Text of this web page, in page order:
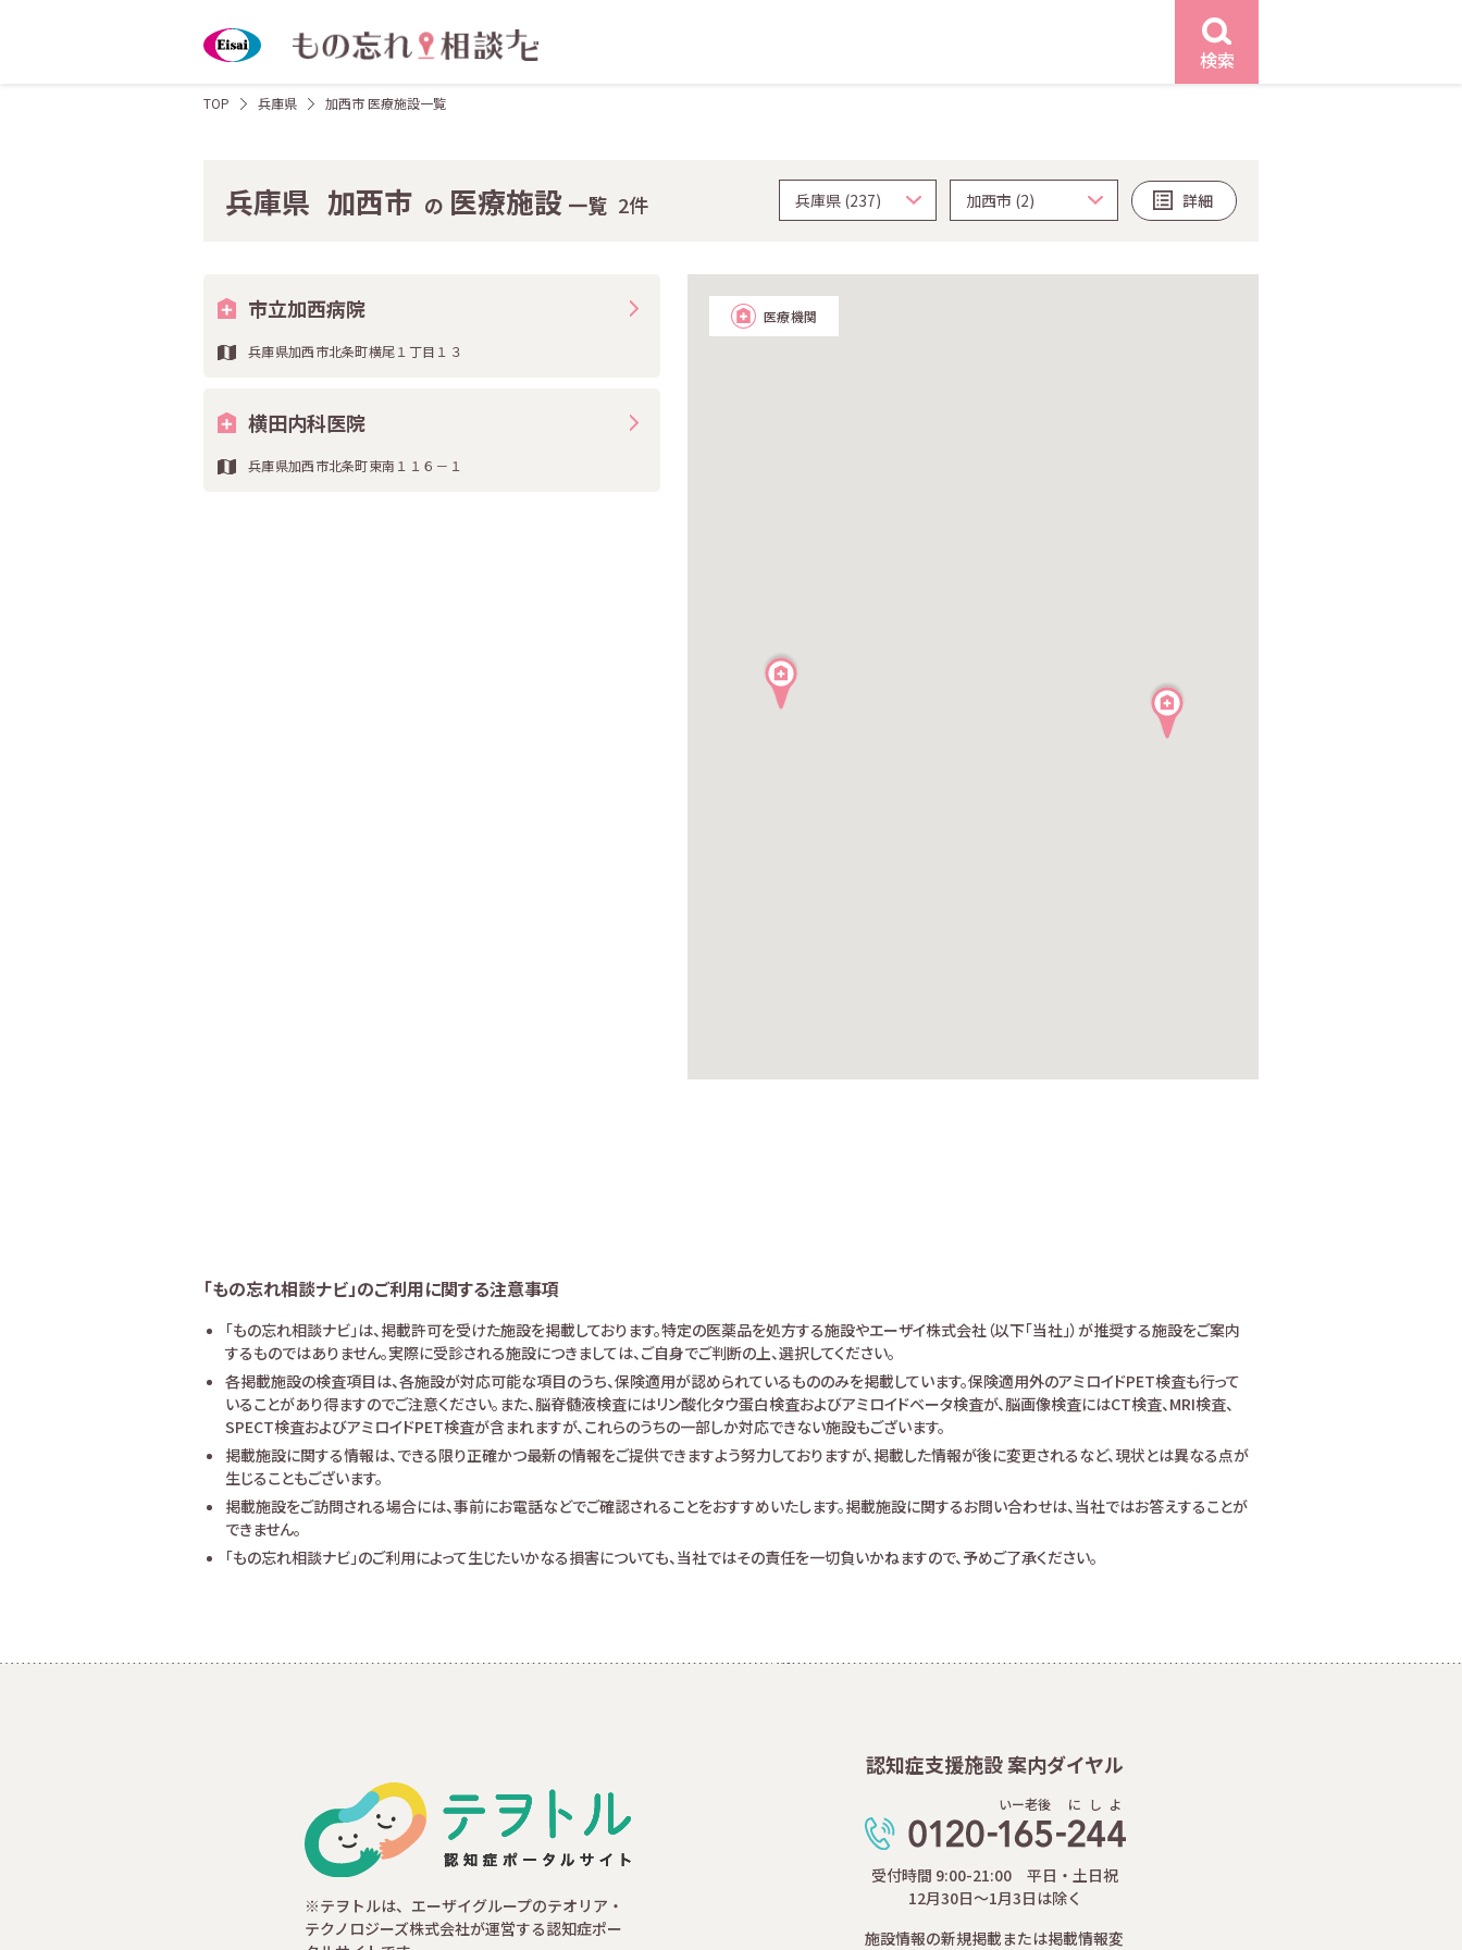
検索
TOP 兵庫県 加西市 医療施設一覧
兵庫県 加西市 の 医療施設 一覧 2件 詳細
市立加西病院
兵庫県加西市北条町横尾１丁目１３
横田内科医院
兵庫県加西市北条町東南１１６－１
医療機関
「もの忘れ相談ナビ」のご利用に関する注意事項
「もの忘れ相談ナビ」は、掲載許可を受けた施設を掲載しております。特定の医薬品を処方する施設やエーザイ株式会社（以下「当社」）が推奨する施設をご案内
するものではありません。実際に受診される施設につきましては、ご自身でご判断の上、選択してください。
各掲載施設の検査項目は、各施設が対応可能な項目のうち、保険適用が認められているもののみを掲載しています。保険適用外のアミロイドPET検査も行って
いることがあり得ますのでご注意ください。また、脳脊髄液検査にはリン酸化タウ蛋白検査およびアミロイドベータ検査が、脳画像検査にはCT検査、MRI検査、
SPECT検査およびアミロイドPET検査が含まれますが、これらのうちの一部しか対応できない施設もございます。
掲載施設に関する情報は、できる限り正確かつ最新の情報をご提供できますよう努力しておりますが、掲載した情報が後に変更されるなど、現状とは異なる点が
生じることもございます。
掲載施設をご訪問される場合には、事前にお電話などでご確認されることをおすすめいたします。掲載施設に関するお問い合わせは、当社ではお答えすることが
できません。
「もの忘れ相談ナビ」のご利用によって生じたいかなる損害についても、当社ではその責任を一切負いかねますので、予めご了承ください。
認知症支援施設 案内ダイヤル
いー老後 に し よ
受付時間 9:00-21:00 平日・土日祝
12月30日～1月3日は除く
施設情報の新規掲載または掲載情報変
※テヲトルは、エーザイグループのテオリア・
テクノロジーズ株式会社が運営する認知症ポー